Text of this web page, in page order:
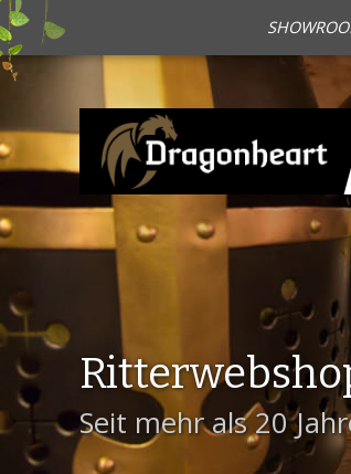
Seit mehr als 20